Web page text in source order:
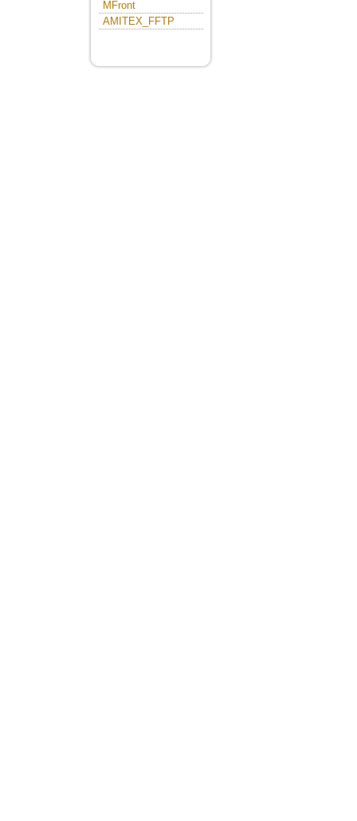
MFront
AMITEX_FFTP